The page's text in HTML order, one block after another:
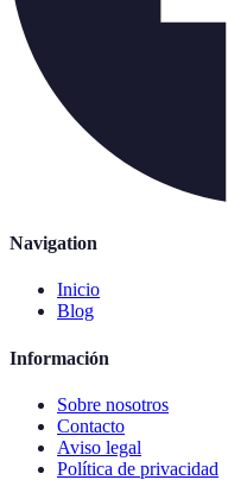
Navigation
Inicio
Blog
Información
Sobre nosotros
Contacto
Aviso legal
Política de privacidad